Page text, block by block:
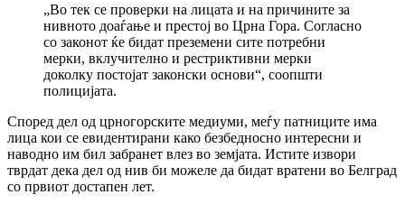
„Во тек се проверки на лицата и на причините за
нивното доаѓање и престој во Црна Гора. Согласно
со законот ќе бидат преземени сите потребни
мерки, вклучително и рестриктивни мерки
доколку постојат законски основи“, соопшти
полицијата.
Според дел од црногорските медиуми, меѓу патниците има
лица кои се евидентирани како безбедносно интересни и
наводно им бил забранет влез во земјата. Истите извори
тврдат дека дел од нив би можеле да бидат вратени во Белград
со првиот достапен лет.